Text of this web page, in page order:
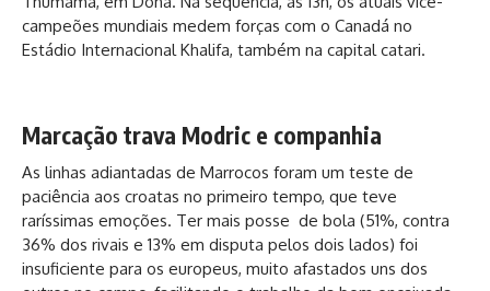
campeões mundiais medem forças com o Canadá no
Estádio Internacional Khalifa, também na capital catari.
Marcação trava Modric e companhia
As linhas adiantadas de Marrocos foram um teste de
paciência aos croatas no primeiro tempo, que teve
raríssimas emoções. Ter mais posse de bola (51%, contra
36% dos rivais e 13% em disputa pelos dois lados) foi
insuficiente para os europeus, muito afastados uns dos